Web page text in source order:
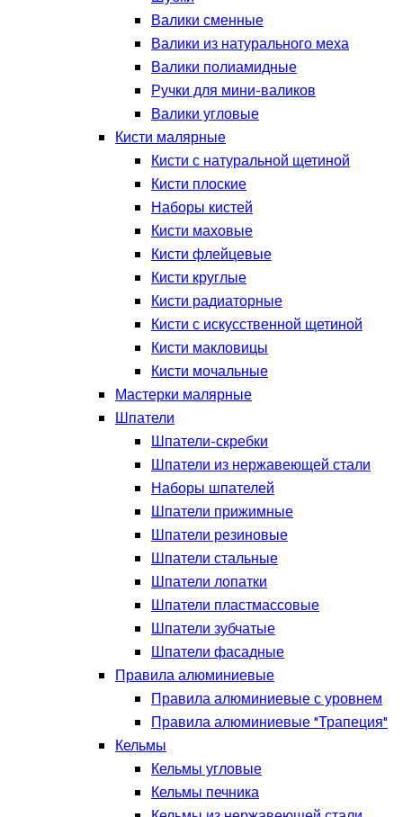
Валики сменные
Валики из натурального меха
Валики полиамидные
Ручки для мини-валиков
Валики угловые
Кисти малярные
Кисти с натуральной щетиной
Кисти плоские
Наборы кистей
Кисти маховые
Кисти флейцевые
Кисти круглые
Кисти радиаторные
Кисти с искусственной щетиной
Кисти макловицы
Кисти мочальные
Мастерки малярные
Шпатели
Шпатели-скребки
Шпатели из нержавеющей стали
Наборы шпателей
Шпатели прижимные
Шпатели резиновые
Шпатели стальные
Шпатели лопатки
Шпатели пластмассовые
Шпатели зубчатые
Шпатели фасадные
Правила алюминиевые
Правила алюминиевые с уровнем
Правила алюминиевые "Трапеция"
Кельмы
Кельмы угловые
Кельмы печника